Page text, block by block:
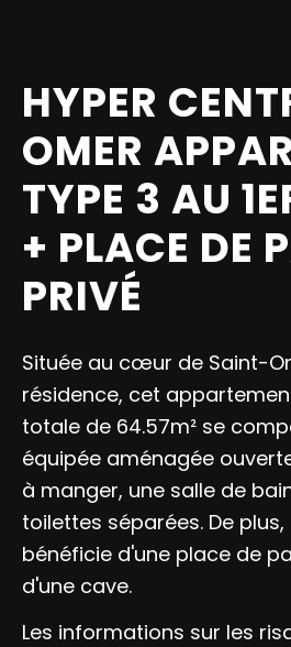
HYPER
OMER
TYPE 3 AU
+ PLACE DE
PRIVÉ
Située au cœur de Saint-
résidence, cet
totale de 64.57m² se
équipée aménagée
à manger, une salle de
toilettes séparées. De
bénéficie d'une place de
d'une cave.
Les informations sur les